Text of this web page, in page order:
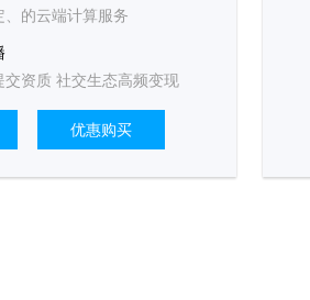
、的云端计算服务
交资质 社交生态高频变现
优惠购买